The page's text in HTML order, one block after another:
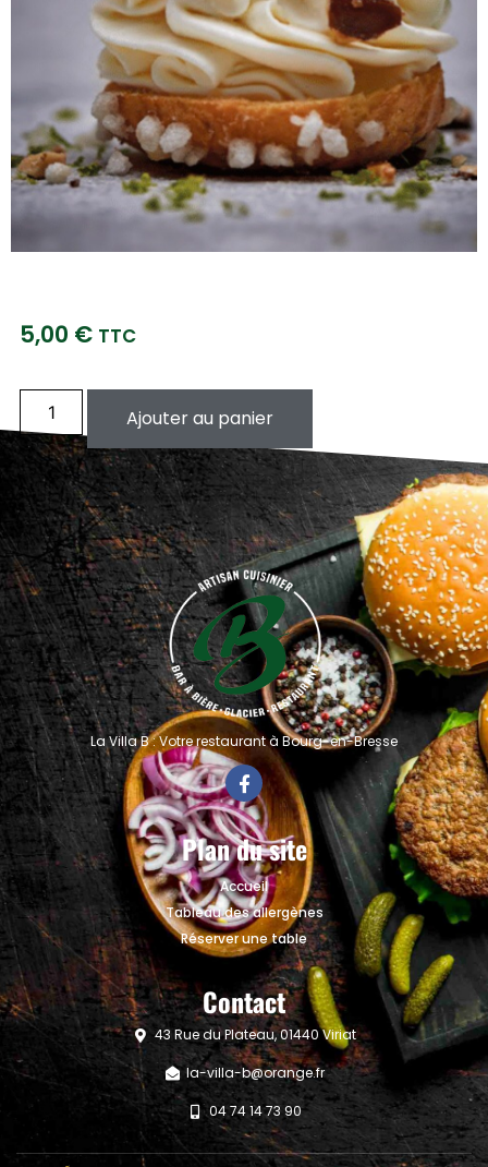
5,00 € TTC
Ajouter au panier
La Villa B : Votre restaurant à Bourg-en-Bresse
Plan du site
Accueil
Tableau des allergènes
Réserver une table
Contact
43 Rue du Plateau, 01440 Viriat
la-villa-b@orange.fr
04 74 14 73 90